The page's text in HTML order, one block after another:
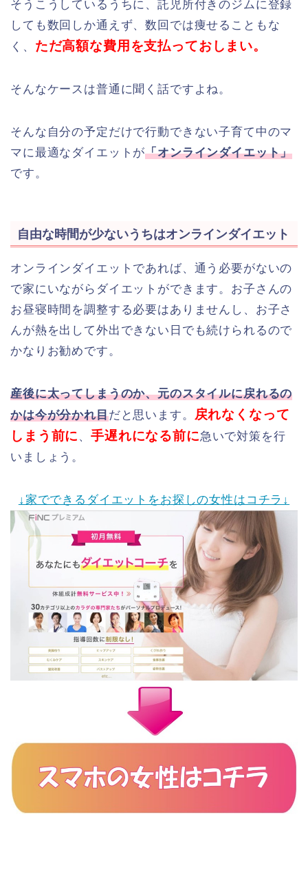
そうこうしているうちに、託児所付きのジムに登録
しても数回しか通えず、数回では痩せることもな
く、 ただ高額な費用を支払っておしまい。
そんなケースは普通に聞く話ですよね。
そんな自分の予定だけで行動できない子育て中のマ
マに最適なダイエットが「オンラインダイエット」
です。
自由な時間が少ないうちはオンラインダイエット
オンラインダイエットであれば、通う必要がないの
で家にいながらダイエットができます。お子さんの
お昼寝時間を調整する必要はありませんし、お子さ
んが熱を出して外出できない日でも続けられるので
かなりお勧めです。
産後に太ってしまうのか、元のスタイルに戻れるの
かは今が分かれ目だと思います。
戻れなくなって
しまう前に 、手遅れになる前に急いで対策を行
いましょう。
↓家でできるダイエットをお探しの女性はコチラ↓